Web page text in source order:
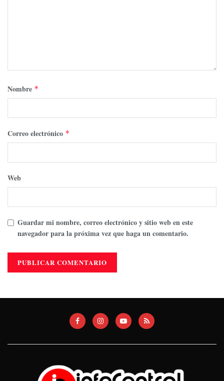
Nombre *
Correo electrónico *
Web
Guardar mi nombre, correo electrónico y sitio web en este
navegador para la próxima vez que haga un comentario.